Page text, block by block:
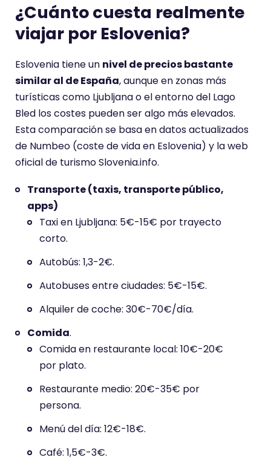
¿Cuánto cuesta realmente
viajar por Eslovenia?
Eslovenia tiene un nivel de precios bastante
similar al de España, aunque en zonas más
turísticas como Ljubljana o el entorno del Lago
Bled los costes pueden ser algo más elevados.
Esta comparación se basa en datos actualizados
de Numbeo (coste de vida en Eslovenia) y la web
oficial de turismo Slovenia.info.
Transporte (taxis, transporte público,
apps)
Taxi en Ljubljana: 5€-15€ por trayecto
corto.
Autobús: 1,3-2€.
Autobuses entre ciudades: 5€-15€.
Alquiler de coche: 30€-70€/día.
Comida.
Comida en restaurante local: 10€-20€
por plato.
Restaurante medio: 20€-35€ por
persona.
Menú del día: 12€-18€.
Café: 1,5€-3€.